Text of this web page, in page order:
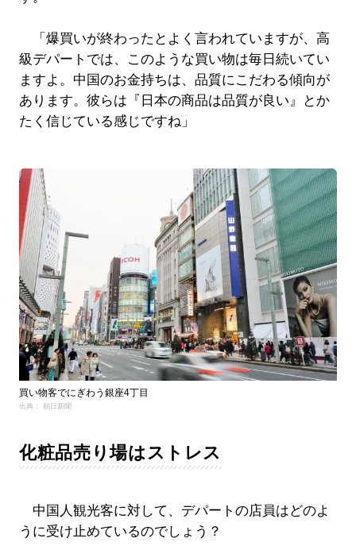
「爆買いが終わったとよく言われていますが、高
級デパートでは、このような買い物は毎日続いてい
ますよ。中国のお金持ちは、品質にこだわる傾向が
あります。彼らは『日本の商品は品質が良い』とか
たく信じている感じですね」
買い物客でにぎわう銀座4丁目
出典： 朝日新聞
化粧品売り場はストレス
中国人観光客に対して、デパートの店員はどのよ
うに受け止めているのでしょう？